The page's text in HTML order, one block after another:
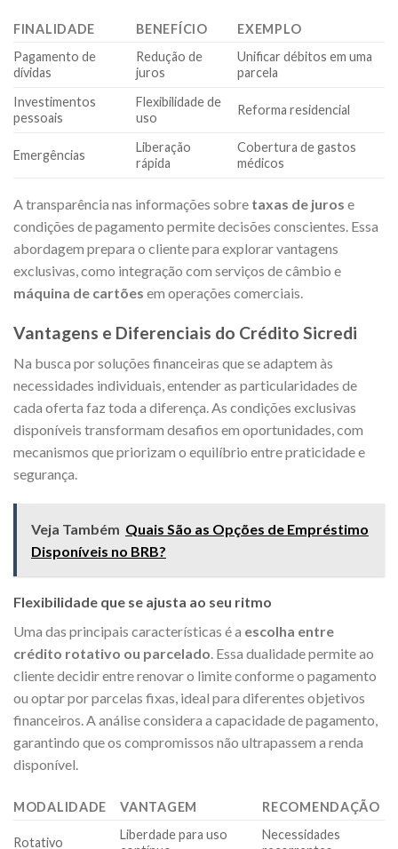
FINALIDADE BENEFÍCIO
EXEMPLO
Pagamento de
dívidas
Redução de
juros
Unificar débitos em uma
parcela
Investimentos
pessoais
Flexibilidade de
uso
Reforma residencial
Emergências
Liberação
rápida
Cobertura de gastos
médicos
A transparência nas informações sobre taxas de juros e
condições de pagamento permite decisões conscientes. Essa
abordagem prepara o cliente para explorar vantagens
exclusivas, como integração com serviços de câmbio e
máquina de cartões em operações comerciais.
Vantagens e Diferenciais do Crédito Sicredi
Na busca por soluções financeiras que se adaptem às
necessidades individuais, entender as particularidades de
cada oferta faz toda a diferença. As condições exclusivas
disponíveis transformam desafios em oportunidades, com
mecanismos que priorizam o equilíbrio entre praticidade e
segurança.
Veja Também Quais São as Opções de Empréstimo
Disponíveis no BRB?
Flexibilidade que se ajusta ao seu ritmo
Uma das principais características é a escolha entre
crédito rotativo ou parcelado. Essa dualidade permite ao
cliente decidir entre renovar o limite conforme o pagamento
ou optar por parcelas fixas, ideal para diferentes objetivos
financeiros. A análise considera a capacidade de pagamento,
garantindo que os compromissos não ultrapassem a renda
disponível.
MODALIDADE VANTAGEM RECOMENDAÇÃO
Rotativo
Liberdade para uso
Necessidades